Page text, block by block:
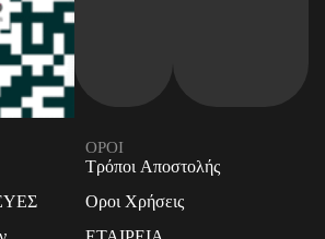
ΟΡΟΙ
Τρόποι Αποστολής
Οροι Χρήσεις